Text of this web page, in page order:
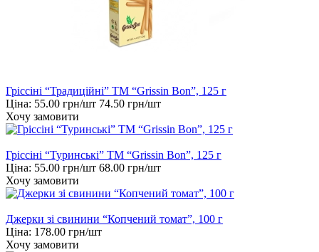
Гріссіні “Традиційні” ТМ “Grissin Bon”, 125 г
Ціна: 55.00 грн/шт 74.50 грн/шт
Хочу замовити
Гріссіні “Туринські” ТМ “Grissin Bon”, 125 г
Ціна: 55.00 грн/шт 68.00 грн/шт
Хочу замовити
Джерки зі свинини “Копчений томат”, 100 г
Ціна: 178.00 грн/шт
Хочу замовити